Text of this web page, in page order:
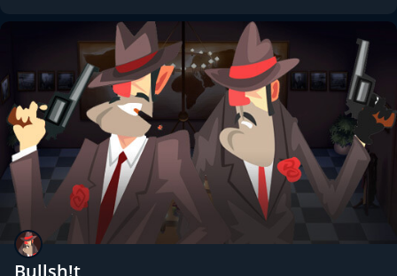
Bullsh!t